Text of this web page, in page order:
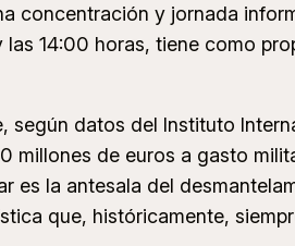
concentración y jornada
14:00 horas, tiene como
según datos del Instituto
millones de euros a gasto
es la antesala del
que, históricamente,